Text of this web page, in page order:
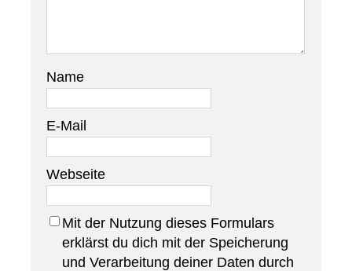
Name
E-Mail
Webseite
Mit der Nutzung dieses Formulars
erklärst du dich mit der Speicherung
und Verarbeitung deiner Daten durch